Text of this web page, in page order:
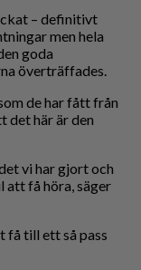
– definitivt
men hela
goda
överträffades.
de har fått från
det här är den
vi har gjort och
att få höra, säger
få till ett så pass